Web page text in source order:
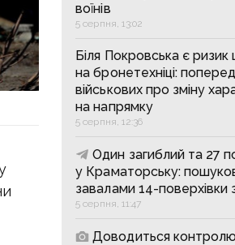
воїнів
5 серпня, 13:02
Біля Покровська є ризик
на бронетехніці:
військових про зміну
на напрямку
5 серпня, 12:36
Один загиблий та 27
у Краматорську:
завалами 14-
5 серпня, 11:47
Доводиться